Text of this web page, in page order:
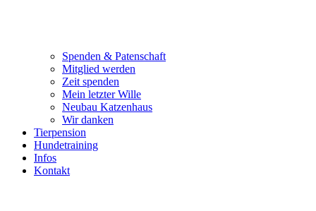
Spenden & Patenschaft
Mitglied werden
Zeit spenden
Mein letzter Wille
Neubau Katzenhaus
Wir danken
Tierpension
Hundetraining
Infos
Kontakt